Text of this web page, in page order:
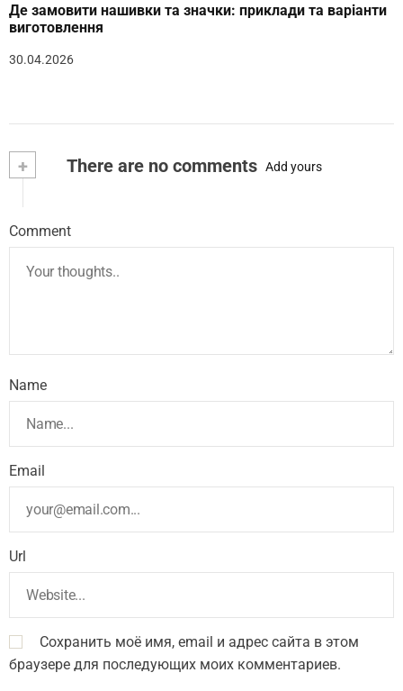
Де замовити нашивки та значки: приклади та варіанти
виготовлення
30.04.2026
+ There are no comments Add yours
Comment
Name
Email
Url
Сохранить моё имя, email и адрес сайта в этом
браузере для последующих моих комментариев.